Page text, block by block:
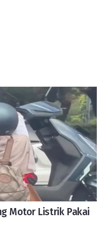
Motor Listrik Pakai